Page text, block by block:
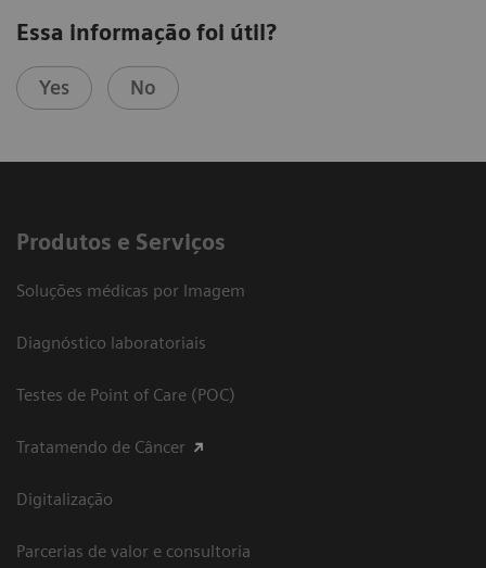
Essa informação foi útil?
Yes No
Produtos e Serviços
Soluções médicas por Imagem
Diagnóstico laboratoriais
Testes de Point of Care (POC)
Tratamendo de Câncer
Digitalização
Parcerias de valor e consultoria